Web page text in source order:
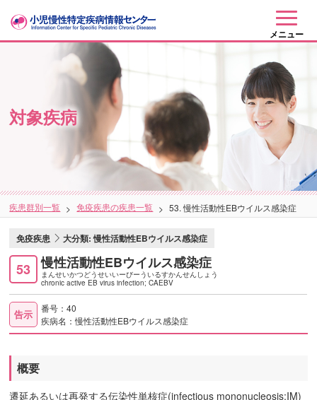
メニュー
対象疾病
疾患群別一覧 免疫疾患の疾患一覧 53. 慢性活動性EBウイルス感染症
免疫疾患 大分類: 慢性活動性EBウイルス感染症
53 慢性活動性EBウイルス感染症
まんせいかつどうせいいーびーういるすかんせんしょう
chronic active EB virus infection; CAEBV
告示
番号：40
疾病名：慢性活動性EBウイルス感染症
概要
遷延あるいは再発する伝染性単核症(infectious mononucleosis;IM)